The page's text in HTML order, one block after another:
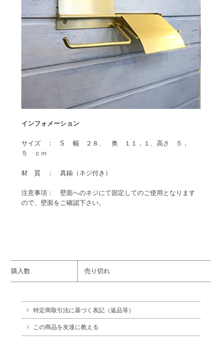
インフォメーション
サイズ ： S 幅 ２８、 奥 １１，１、高さ ５，
５ ｃｍ
材 質 ： 真鍮（ネジ付き）
注意事項： 壁面へのネジにて固定してのご使用となります
ので、壁面をご確認下さい。
購入数 売り切れ
特定商取引法に基づく表記（返品等）
この商品を友達に教える